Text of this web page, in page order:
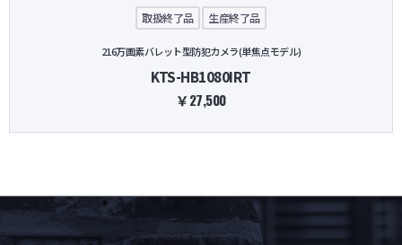
取扱終了品 生産終了品
216万画素バレット型防犯カメラ(単焦点モデル)
KTS-HB1080IRT
￥27,500